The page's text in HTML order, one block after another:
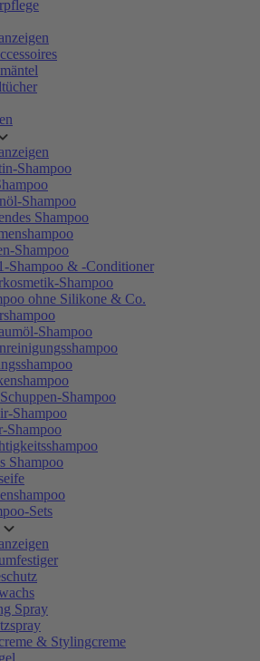
Shampoo
Shampoo
Shampoo
Shampoo
Shampoo & -Conditioner
Shampoo
ohne Silikone & Co.
Shampoo
Shampoo
Shampoo
Shampoo
Shampoo
Sets
Spray
& Stylingcreme